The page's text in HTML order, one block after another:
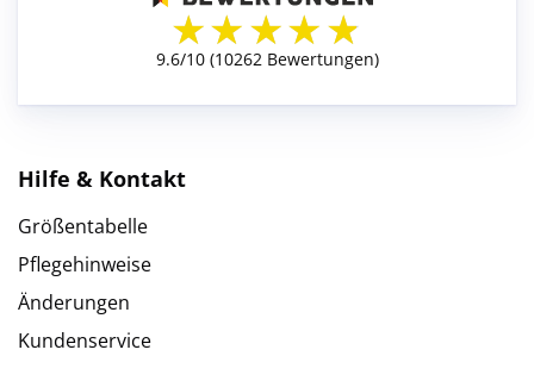
Hilfe & Kontakt
Größentabelle
Pflegehinweise
Änderungen
Kundenservice